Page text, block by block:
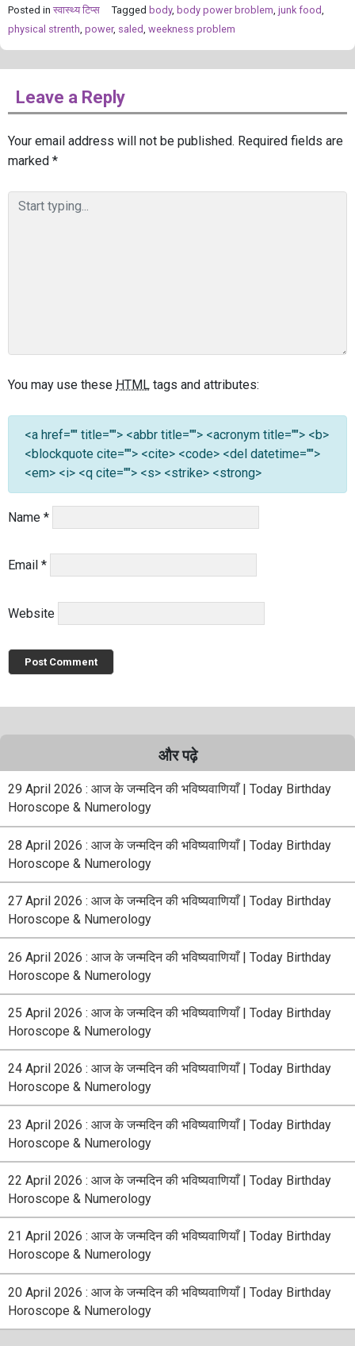
Posted in स्‍वास्‍थ्‍य टिप्‍स Tagged body, body power broblem, junk food,
physical strenth, power, saled, weekness problem
Leave a Reply
Your email address will not be published. Required fields are
marked *
You may use these HTML tags and attributes:
<a href="" title=""> <abbr title=""> <acronym title=""> <b>
<blockquote cite=""> <cite> <code> <del datetime="">
<em> <i> <q cite=""> <s> <strike> <strong>
Name *
Email *
Website
और पढ़े
29 April 2026 : आज के जन्मदिन की भविष्यवाणियाँ | Today Birthday
Horoscope & Numerology
28 April 2026 : आज के जन्मदिन की भविष्यवाणियाँ | Today Birthday
Horoscope & Numerology
27 April 2026 : आज के जन्मदिन की भविष्यवाणियाँ | Today Birthday
Horoscope & Numerology
26 April 2026 : आज के जन्मदिन की भविष्यवाणियाँ | Today Birthday
Horoscope & Numerology
25 April 2026 : आज के जन्मदिन की भविष्यवाणियाँ | Today Birthday
Horoscope & Numerology
24 April 2026 : आज के जन्मदिन की भविष्यवाणियाँ | Today Birthday
Horoscope & Numerology
23 April 2026 : आज के जन्मदिन की भविष्यवाणियाँ | Today Birthday
Horoscope & Numerology
22 April 2026 : आज के जन्मदिन की भविष्यवाणियाँ | Today Birthday
Horoscope & Numerology
21 April 2026 : आज के जन्मदिन की भविष्यवाणियाँ | Today Birthday
Horoscope & Numerology
20 April 2026 : आज के जन्मदिन की भविष्यवाणियाँ | Today Birthday
Horoscope & Numerology